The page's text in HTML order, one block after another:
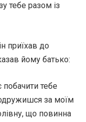
тебе разом із
приїхав до
йому батько:
тебе
за моїм
що повинна